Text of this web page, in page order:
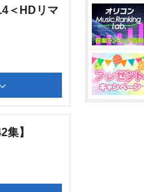
＜HDリマ
】